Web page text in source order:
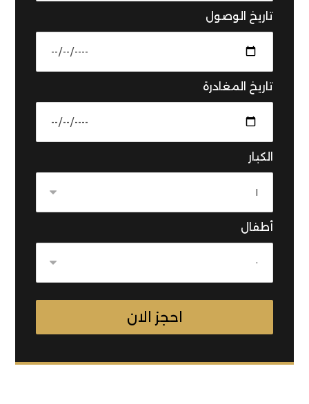
تاريخ الوصول
تاريخ المغادرة
الكبار
أطفال